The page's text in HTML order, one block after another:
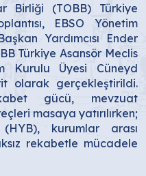
Birliği (TOBB) Türkiye
EBSO Yönetim
Yardımcısı Ender
Türkiye Asansör Meclis
Kurulu Üyesi Cüneyd
olarak gerçekleştirildi.
gücü, mevzuat
masaya yatırılırken;
kurumlar arası
rekabetle mücadele